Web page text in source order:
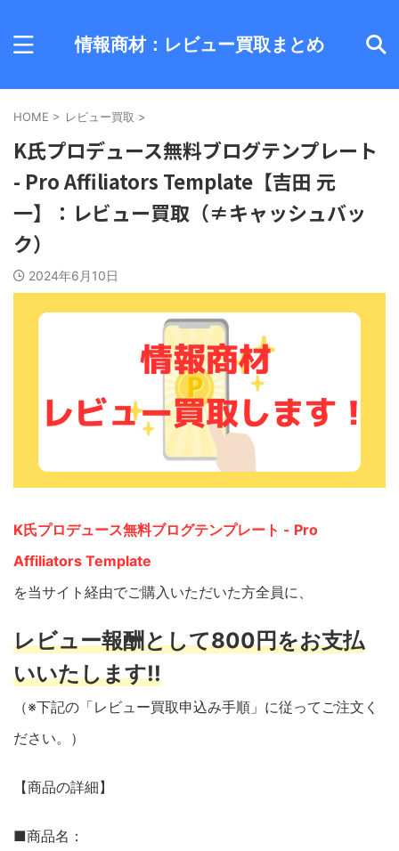
情報商材：レビュー買取まとめ
HOME > レビュー買取 >
K氏プロデュース無料ブログテンプレート
- Pro Affiliators Template【吉田 元
一】：レビュー買取（≠キャッシュバッ
ク）
2024年6月10日
K氏プロデュース無料ブログテンプレート - Pro
Affiliators Template
を当サイト経由でご購入いただいた方全員に、
レビュー報酬として800円をお支払
いいたします!!
（※下記の「レビュー買取申込み手順」に従ってご注文く
ださい。）
【商品の詳細】
■商品名：